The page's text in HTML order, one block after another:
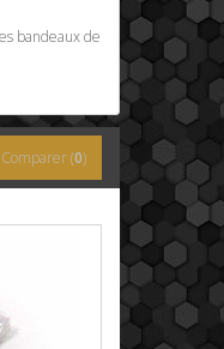
bandeaux de
Comparer (0)